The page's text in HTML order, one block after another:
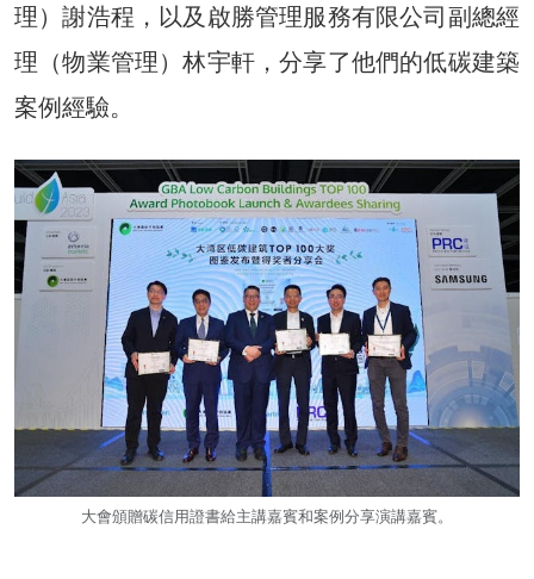
理）謝浩程，以及啟勝管理服務有限公司副總經
理（物業管理）林宇軒，分享了他們的低碳建築
案例經驗。
大會頒贈碳信用證書給主講嘉賓和案例分享演講嘉賓。